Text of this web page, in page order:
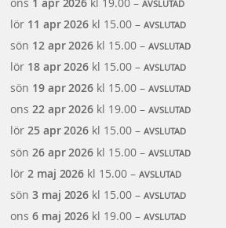
AVSLUTAD
lör 11 apr2026kl 15.00 – AVSLUTAD
sön 12 apr2026kl 15.00 – AVSLUTAD
lör 18 apr2026kl 15.00 – AVSLUTAD
sön 19 apr2026kl 15.00 – AVSLUTAD
ons22 apr2026kl 19.00 – AVSLUTAD
lör25 apr2026kl 15.00 – AVSLUTAD
sön 26 apr 2026kl 15.00 – AVSLUTAD
lör 2 maj 2026 kl 15.00 –AVSLUTAD
sön3 maj 2026 kl 15.00 –AVSLUTAD
ons6 maj 2026 kl 19.00 –AVSLUTAD